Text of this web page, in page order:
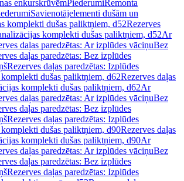
enkurskrūvēmPiederumiRemonta
Savienotājelementi dušām un
komplekti dušas paliktņiem, d52Rezerves
komplekti dušas paliktņiem, d52Ar
daļas paredzētas: Ar izplūdes vāciņuBez
daļas paredzētas: Bez izplūdes
Rezerves daļas paredzētas: Izplūdes
dušas paliktņiem, d62Rezerves daļas
komplekti dušas paliktņiem, d62Ar
daļas paredzētas: Ar izplūdes vāciņuBez
daļas paredzētas: Bez izplūdes
Rezerves daļas paredzētas: Izplūdes
dušas paliktņiem, d90Rezerves daļas
komplekti dušas paliktņiem, d90Ar
daļas paredzētas: Ar izplūdes vāciņuBez
daļas paredzētas: Bez izplūdes
Rezerves daļas paredzētas: Izplūdes